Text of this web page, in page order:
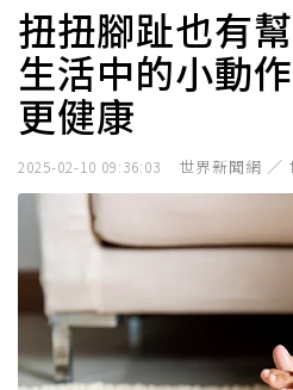
扭扭腳趾也有
生活中的小動
更健康
2025-02-10 09:36:03 世界新聞網 ／